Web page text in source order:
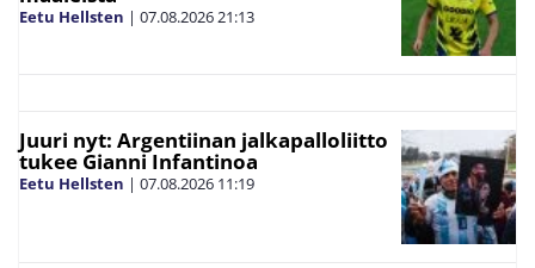
Eetu Hellsten | 07.08.202621:13
Juuri nyt: Argentiinan jalkapalloliitto
tukee Gianni Infantinoa
Eetu Hellsten | 07.08.2026 11:19